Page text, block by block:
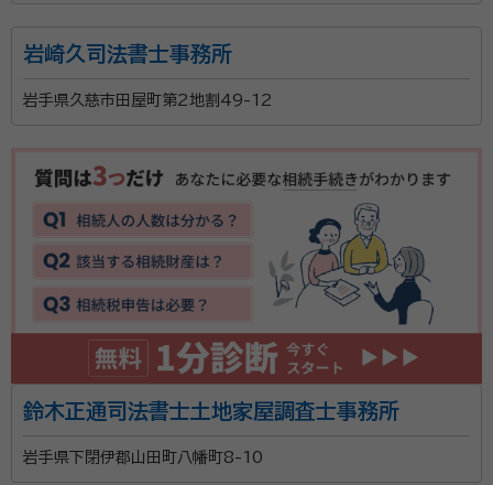
岩崎久司法書士事務所
岩手県久慈市田屋町第2地割49-12
鈴木正通司法書士土地家屋調査士事務所
岩手県下閉伊郡山田町八幡町8-10